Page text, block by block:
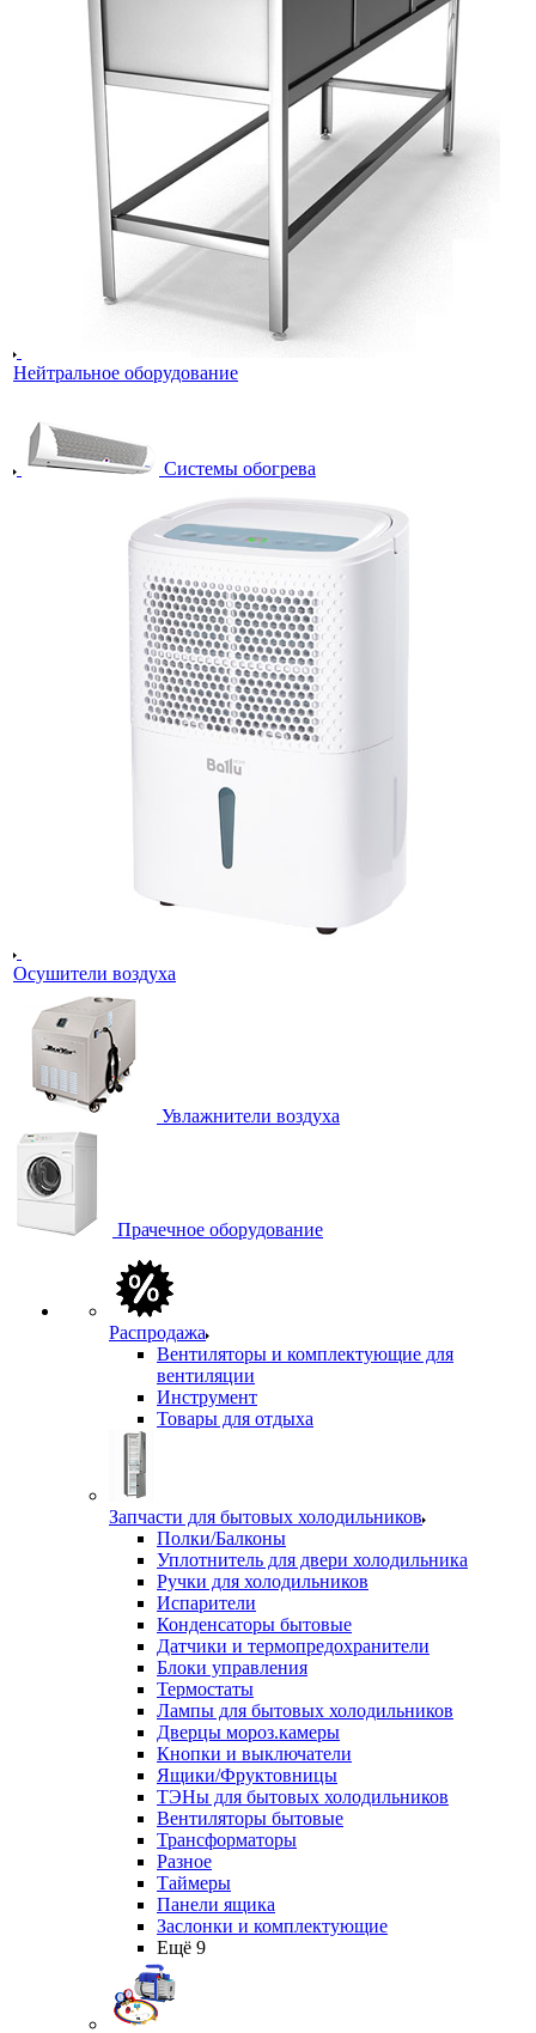
Нейтральное оборудование
Системы обогрева
Осушители воздуха
Увлажнители воздуха
Прачечное оборудование
Распродажа
Вентиляторы и комплектующие для
вентиляции
Инструмент
Товары для отдыха
Запчасти для бытовых холодильников
Полки/Балконы
Уплотнитель для двери холодильника
Ручки для холодильников
Испарители
Конденсаторы бытовые
Датчики и термопредохранители
Блоки управления
Термостаты
Лампы для бытовых холодильников
Дверцы мороз.камеры
Кнопки и выключатели
Ящики/Фруктовницы
ТЭНы для бытовых холодильников
Вентиляторы бытовые
Трансформаторы
Разное
Таймеры
Панели ящика
Заслонки и комплектующие
Ещё 9